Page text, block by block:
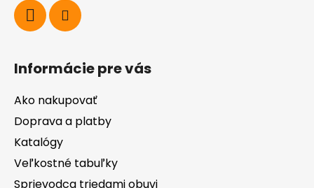
Informácie pre vás
Ako nakupovať
Doprava a platby
Katalógy
Veľkostné tabuľky
Sprievodca triedami obuvi